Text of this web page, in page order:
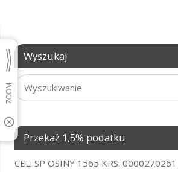
Wyszukaj
Przekaż 1,5% podatku
CEL: SP OSINY 1565 KRS: 0000270261